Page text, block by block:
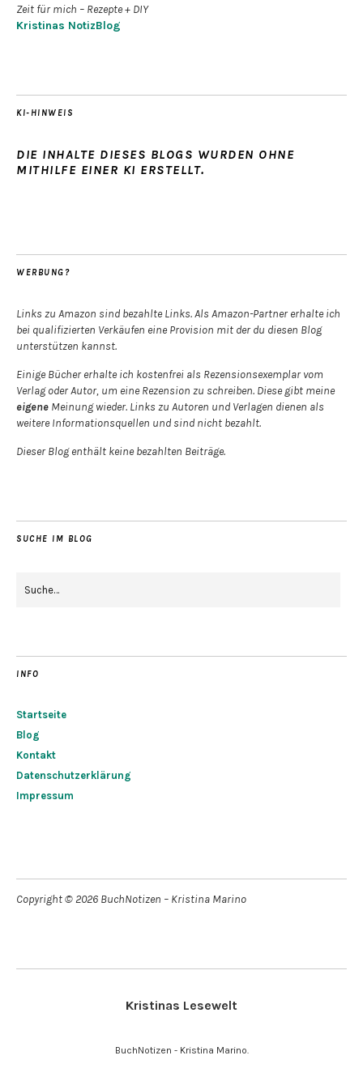
Zeit für mich – Rezepte + DIY
Kristinas NotizBlog
KI-HINWEIS
DIE INHALTE DIESES BLOGS WURDEN OHNE
MITHILFE EINER KI ERSTELLT.
WERBUNG?
Links zu Amazon sind bezahlte Links. Als Amazon-Partner erhalte ich
bei qualifizierten Verkäufen eine Provision mit der du diesen Blog
unterstützen kannst.
Einige Bücher erhalte ich kostenfrei als Rezensionsexemplar vom
Verlag oder Autor, um eine Rezension zu schreiben. Diese gibt meine
eigene Meinung wieder. Links zu Autoren und Verlagen dienen als
weitere Informationsquellen und sind nicht bezahlt.
Dieser Blog enthält keine bezahlten Beiträge.
SUCHE IM BLOG
INFO
Startseite
Blog
Kontakt
Datenschutzerklärung
Impressum
Copyright © 2026 BuchNotizen – Kristina Marino
Kristinas Lesewelt
BuchNotizen - Kristina Marino